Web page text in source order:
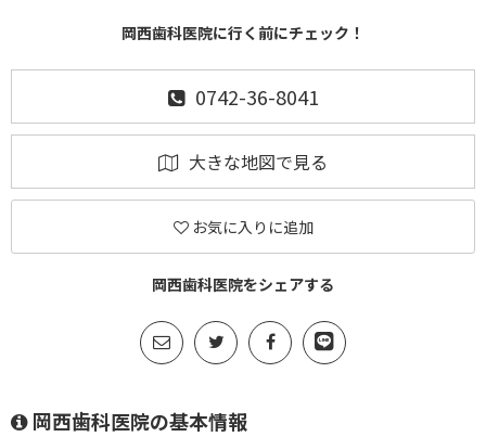
岡西歯科医院に行く前にチェック！
0742-36-8041
大きな地図で見る
お気に入りに追加
岡西歯科医院をシェアする
岡西歯科医院の基本情報